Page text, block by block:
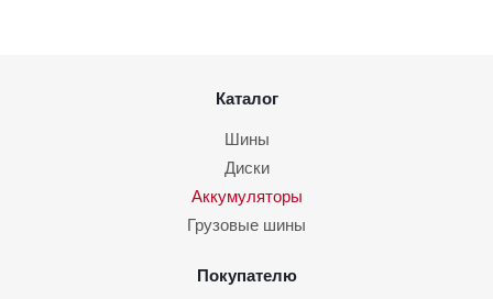
Каталог
Шины
Диски
Аккумуляторы
Грузовые шины
Покупателю